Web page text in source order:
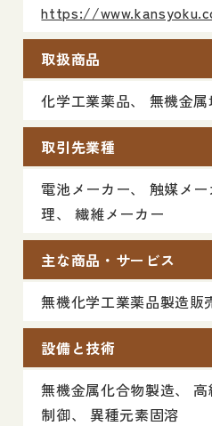
https://
取扱商品
化学工業薬品、 無機金
取引先業種
電池メーカー、 触媒メ
理、 繊維メーカー
主な商品・サービス
無機化学工業薬品製造販
設備と技術
無機金属化合物製造、
制御、 異種元素固溶